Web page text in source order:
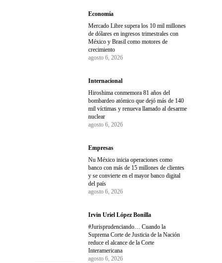
Economía
Mercado Libre supera los 10 mil millones
de dólares en ingresos trimestrales con
México y Brasil como motores de
crecimiento
agosto 6, 2026
Internacional
Hiroshima conmemora 81 años del
bombardeo atómico que dejó más de 140
mil víctimas y renueva llamado al desarme
nuclear
agosto 6, 2026
Empresas
Nu México inicia operaciones como
banco con más de 15 millones de clientes
y se convierte en el mayor banco digital
del país
agosto 6, 2026
Irvin Uriel López Bonilla
#Jurisprudenciando… Cuando la
Suprema Corte de Justicia de la Nación
reduce el alcance de la Corte
Interamericana
agosto 6, 2026